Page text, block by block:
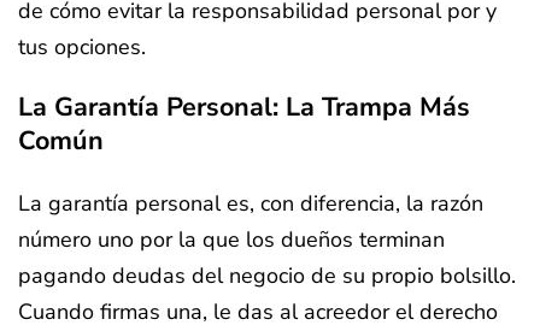
de cómo evitar la responsabilidad personal por y
tus opciones.
La Garantía Personal: La Trampa Más
Común
La garantía personal es, con diferencia, la razón
número uno por la que los dueños terminan
pagando deudas del negocio de su propio bolsillo.
Cuando firmas una, le das al acreedor el derecho